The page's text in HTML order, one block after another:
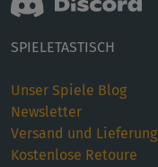
SPIELETASTISCH
Unser Spiele Blog
Newsletter
Versand und Lieferung
Kostenlose Retoure